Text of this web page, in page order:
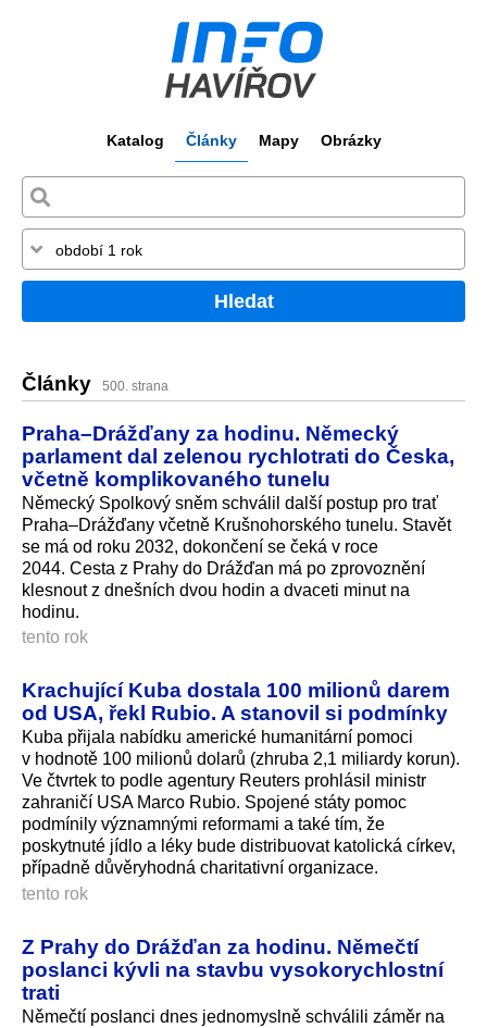
Katalog Články Mapy Obrázky
Hledat
Články 500. strana
Praha–Drážďany za hodinu. Německý
parlament dal zelenou rychlotrati do Česka,
včetně komplikovaného tunelu
Německý Spolkový sněm schválil další postup pro trať
Praha–Drážďany včetně Krušnohorského tunelu. Stavět
se má od roku 2032, dokončení se čeká v roce
2044. Cesta z Prahy do Drážďan má po zprovoznění
klesnout z dnešních dvou hodin a dvaceti minut na
hodinu.
tento rok
Krachující Kuba dostala 100 milionů darem
od USA, řekl Rubio. A stanovil si podmínky
Kuba přijala nabídku americké humanitární pomoci
v hodnotě 100 milionů dolarů (zhruba 2,1 miliardy korun).
Ve čtvrtek to podle agentury Reuters prohlásil ministr
zahraničí USA Marco Rubio. Spojené státy pomoc
podmínily významnými reformami a také tím, že
poskytnuté jídlo a léky bude distribuovat katolická církev,
případně důvěryhodná charitativní organizace.
tento rok
Z Prahy do Drážďan za hodinu. Němečtí
poslanci kývli na stavbu vysokorychlostní
trati
Němečtí poslanci dnes jednomyslně schválili záměr na